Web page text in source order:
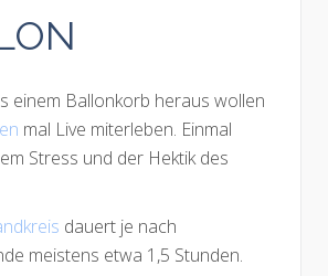
einem Ballonkorb heraus wollen
mal Live miterleben. Einmal
Stress und der Hektik des
dauert je nach
meistens etwa 1,5 Stunden.